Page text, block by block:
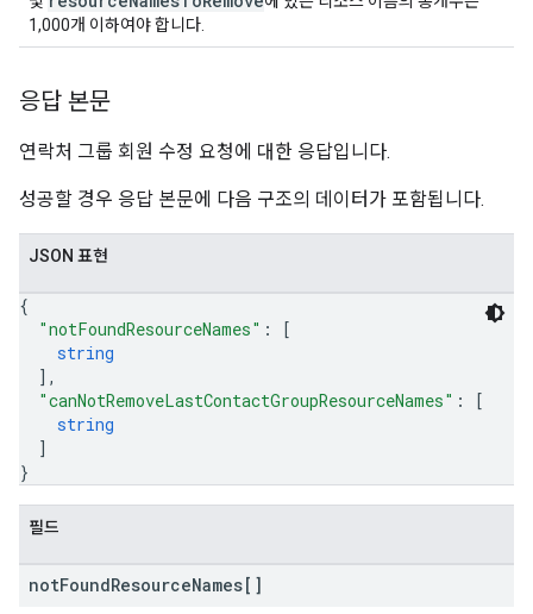
1,000개 이하여야 합니다.
응답 본문
연락처 그룹 회원 수정 요청에 대한 응답입니다.
성공할 경우 응답 본문에 다음 구조의 데이터가 포함됩니다.
JSON 표현
{
"notFoundResourceNames" :
[
string
] ,
"canNotRemoveLastContactGroupResourceNames" :
[
string
]
}
필드
notFoundResourceNames[]